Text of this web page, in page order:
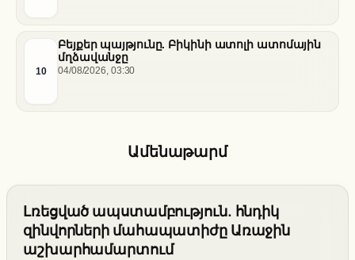
10
Բեյքեր պայթյունը. Բիկինի ատոլի ատոմային
մղձավանջը
04/08/2026, 03:30
Ամենաթարմ
Լռեցված ապստամբություն. հնդիկ
զինվորների մահապատիժը Առաջին
աշխարհամարտում